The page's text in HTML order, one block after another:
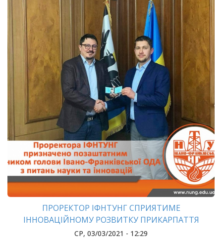
ПРОРЕКТОР ІФНТУНГ СПРИЯТИМЕ
ІННОВАЦІЙНОМУ РОЗВИТКУ ПРИКАРПАТТЯ
СР, 03/03/2021 - 12:29